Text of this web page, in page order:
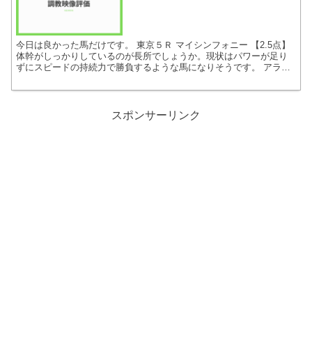
今日は良かった馬だけです。 東京５Ｒ マイシンフォニー 【2.5点】
体幹がしっかりしているのが長所でしょうか。現状はパワーが足り
ずにスピードの持続力で勝負するような馬になりそうです。 アライ
スポンサーリンク